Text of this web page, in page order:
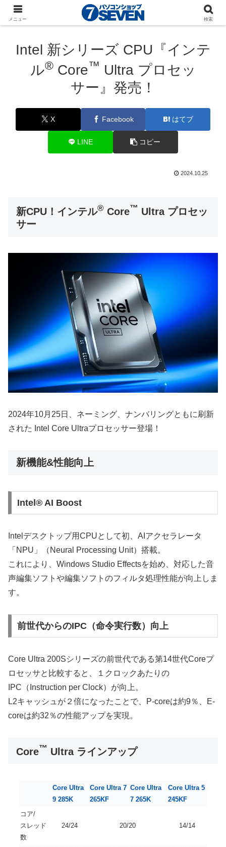
パソコンショップSEVEN ニュース
新商品・最新
パーツ
Intel 新シリーズ CPU『インテ
ル®Core™ Ultra プロセッ
サー』発売！
X Facebook はてブ
LINE コピー
2024.10.25
新CPU！インテル® Core™ Ultra プロセッ
サー
2024年10月25日、ネーミング、ナンバリングともに刷新
された Intel Core Ultraプロセッサー登場！
新機能&性能向上
Intel® AI Boost
Intelデスクトップ用CPUとして初、AIアクセラレータ
「NPU」（Neural Processing Unit）搭載。
これにより、Windows Studio Effectsを始め、対応した音
声編集ソフトや編集ソフトのフィルタ処理性能が向上しま
す。
前世代からのIPC（命令実行数）向上
Core Ultra 200Sシリーズの前世代である第14世代Coreプ
ロセッサと比較すると、１クロックあたりの
IPC（Instruction per Clock）が向上。
L2キャッシュが２倍になったことで、P-coreは約9％、E-
coreは約32％の性能アップを実現。
Core™ Ultra ラインアップ
Core Ultra
9 285K
Core Ultra 7
265KF
Core Ultra
7 265K
Core Ultra 5
245KF
コア/
スレッド
数
24/24 20/20 14/14
メニュー 検索